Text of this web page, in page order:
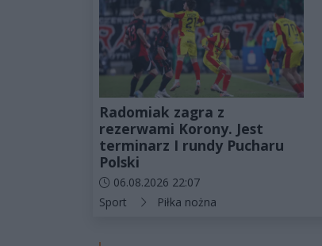
Radomiak zagra z
rezerwami Korony. Jest
terminarz I rundy Pucharu
Polski
Data dodania artykułu:
06.08.2026 22:07
Kategorie artykułu:
Sport Piłka nożna